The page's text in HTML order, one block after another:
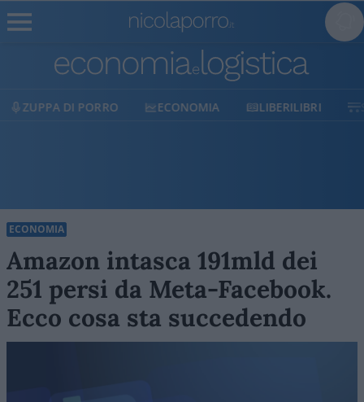
ECONOMIA LIBERILIBRI SHOP SOSTIENICI
ECONOMIA
Amazon intasca 191mld dei
251 persi da Meta-Facebook.
Ecco cosa sta succedendo